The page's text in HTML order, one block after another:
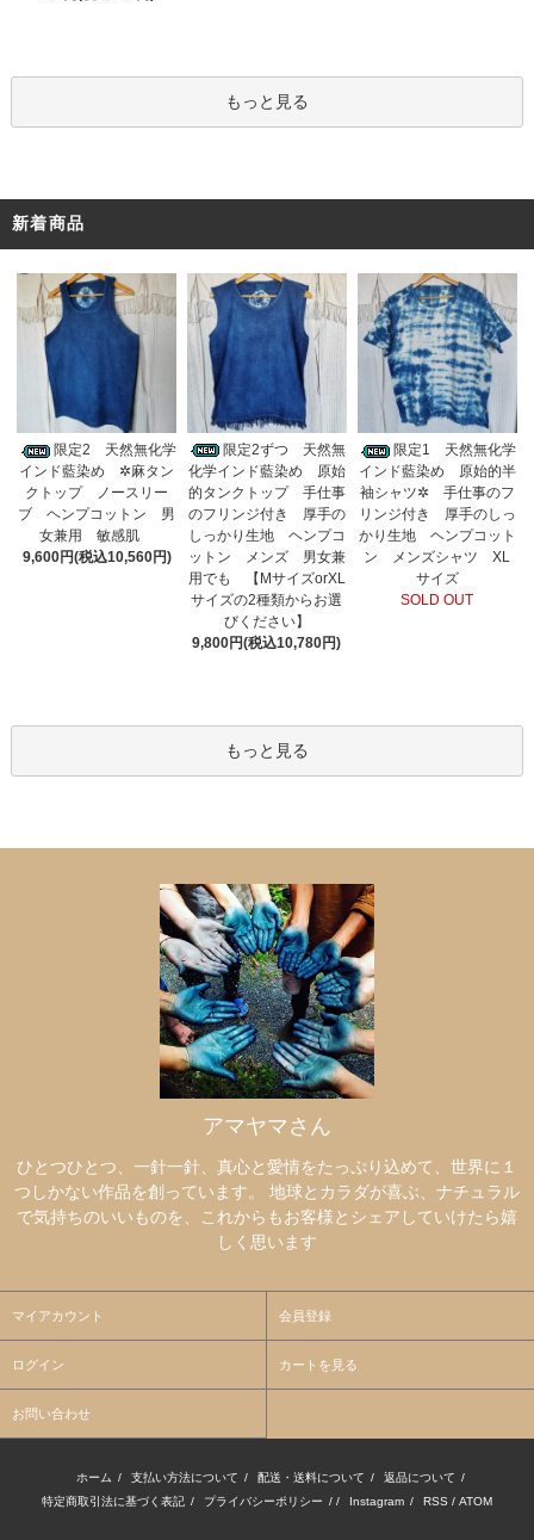
もっと見る
新着商品
限定2 天然無化学
インド藍染め ✲麻タン
クトップ ノースリー
ブ ヘンプコットン 男
女兼用 敏感肌
9,600円(税込10,560円)
限定2ずつ 天然無
化学インド藍染め 原始
的タンクトップ 手仕事
のフリンジ付き 厚手の
しっかり生地 ヘンプコ
ットン メンズ 男女兼
用でも 【MサイズorXL
サイズの2種類からお選
びください】
9,800円(税込10,780円)
限定1 天然無化学
インド藍染め 原始的半
袖シャツ✲ 手仕事のフ
リンジ付き 厚手のしっ
かり生地 ヘンプコット
ン メンズシャツ XL
サイズ
SOLD OUT
もっと見る
アマヤマさん
ひとつひとつ、一針一針、真心と愛情をたっぷり込めて、世界に１
つしかない作品を創っています。 地球とカラダが喜ぶ、ナチュラル
で気持ちのいいものを、これからもお客様とシェアしていけたら嬉
しく思います
マイアカウント 会員登録
ログイン カートを見る
お問い合わせ
ホーム / 支払い方法について / 配送・送料について / 返品について /
特定商取引法に基づく表記 / プライバシーポリシー / / Instagram / RSS / ATOM